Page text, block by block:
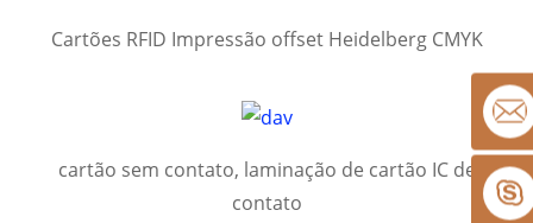
Cartões RFID Impressão offset Heidelberg CMYK
cartão sem contato, laminação de cartão IC de
contato